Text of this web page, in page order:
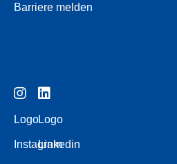
Barriere melden
Logo
Instagram
Logo
Linkedin